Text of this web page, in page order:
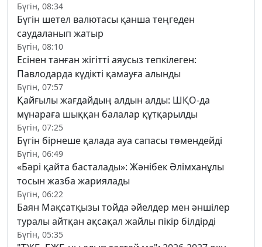
Бүгін, 08:34
Бүгін шетел валютасы қанша теңгеден
саудаланып жатыр
Бүгін, 08:10
Есінен танған жігітті аяусыз тепкілеген:
Павлодарда күдікті қамауға алынды
Бүгін, 07:57
Қайғылы жағдайдың алдын алды: ШҚО-да
мұнараға шыққан балалар құтқарылды
Бүгін, 07:25
Бүгін бірнеше қалада ауа сапасы төмендейді
Бүгін, 06:49
«Бәрі қайта басталады»: Жәнібек Әлімханұлы
тосын жазба жариялады
Бүгін, 06:22
Баян Мақсатқызы тойда әйелдер мен әншілер
туралы айтқан ақсақал жайлы пікір білдірді
Бүгін, 05:35